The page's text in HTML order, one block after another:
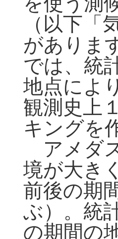
（以下「
がありま
では、統
地点によ
観測史上
キングを
アメダ
境が大き
前後の期
ぶ）。統
の期間の